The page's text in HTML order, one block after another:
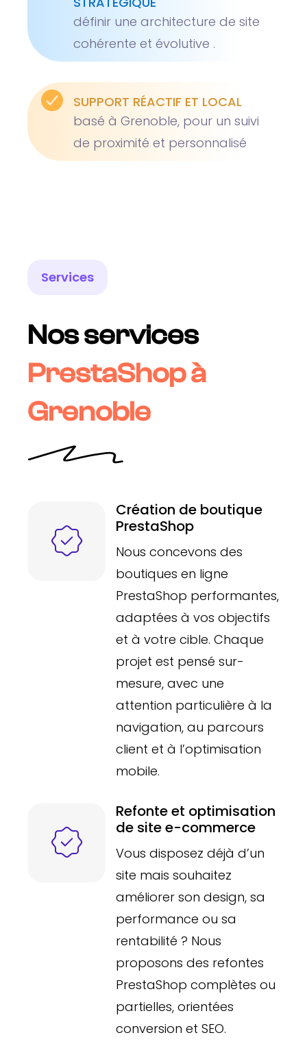
définir une architecture de site
cohérente et évolutive .
SUPPORT RÉACTIF ET LOCAL
basé à Grenoble, pour un suivi
de proximité et personnalisé
Services
Nos services
PrestaShop à
Grenoble
Création de boutique
PrestaShop
Nous concevons des
boutiques en ligne
PrestaShop performantes,
adaptées à vos objectifs
et à votre cible. Chaque
projet est pensé sur-
mesure, avec une
attention particulière à la
navigation, au parcours
client et à l’optimisation
mobile.
Refonte et optimisation
de site e-commerce
Vous disposez déjà d’un
site mais souhaitez
améliorer son design, sa
performance ou sa
rentabilité ? Nous
proposons des refontes
PrestaShop complètes ou
partielles, orientées
conversion et SEO.